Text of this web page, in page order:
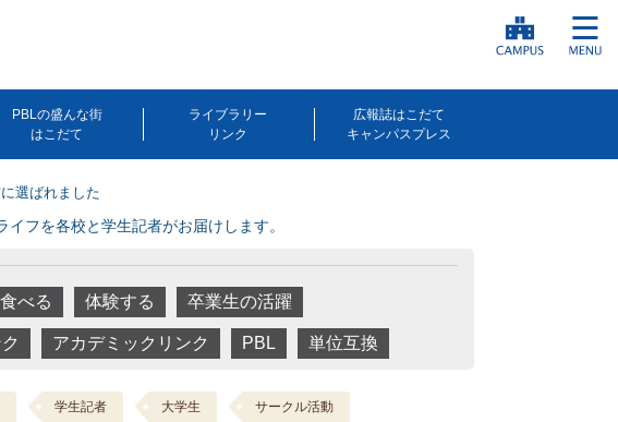
PBLの盛んな街
はこだて
ライブラリー
リンク
広報誌はこだて
キャンパスプレス
選ばれました
フを各校と学生記者がお届けします。
食べる 体験する 卒業生の活躍
アカデミックリンク PBL 単位互換
学生記者 大学生 サークル活動